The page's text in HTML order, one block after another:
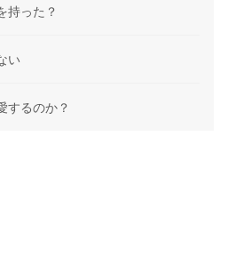
持った？
い
するのか？